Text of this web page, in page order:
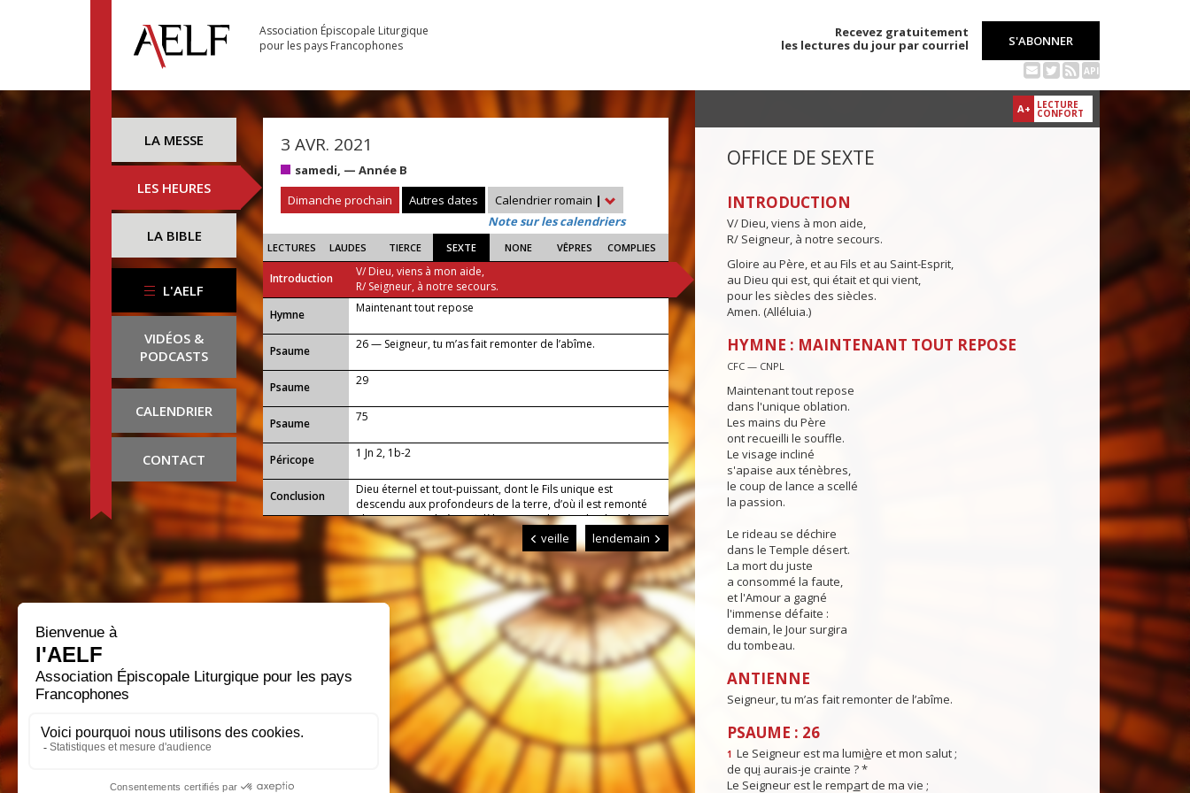
Association Épiscopale Liturgique
pour les pays Francophones
Recevez gratuitement
les lectures du jour par courriel
S'ABONNER
API
LA MESSE
LES HEURES
LA BIBLE
L'AELF
VIDÉOS &
PODCASTS
CALENDRIER
CONTACT
3 AVR. 2021
samedi, — Année B
Dimanche prochain
Autres dates Calendrier romain |
Note sur les calendriers
LECTURES LAUDES TIERCE SEXTE NONE VÊPRES COMPLIES
Introduction
V/ Dieu, viens à mon aide,
R/ Seigneur, à notre secours.
...
Hymne Maintenant tout repose
Psaume 26 — Seigneur, tu m’as fait remonter de l’abîme.
Psaume 29
Psaume 75
Péricope 1 Jn 2, 1b-2
Conclusion
Dieu éternel et tout-puissant, dont le Fils unique est
descendu aux profondeurs de la terre, d’où il est remonté
glorieux, accorde à tes fidèles, ensevelis avec lui dans le
baptême, d’accéder par sa Résurrection à la vie éternelle.
Lui qui règne.
veille lendemain
A+ LECTURE
CONFORT
OFFICE DE SEXTE
INTRODUCTION
V/ Dieu, viens à mon aide,
R/ Seigneur, à notre secours.
Gloire au Père, et au Fils et au Saint-Esprit,
au Dieu qui est, qui était et qui vient,
pour les siècles des siècles.
Amen. (Alléluia.)
HYMNE : MAINTENANT TOUT REPOSE
CFC — CNPL
Maintenant tout repose
dans l'unique oblation.
Les mains du Père
ont recueilli le souffle.
Le visage incliné
s'apaise aux ténèbres,
le coup de lance a scellé
la passion.
Le rideau se déchire
dans le Temple désert.
La mort du juste
a consommé la faute,
et l'Amour a gagné
l'immense défaite :
demain, le Jour surgira
du tombeau.
ANTIENNE
Seigneur, tu m’as fait remonter de l’abîme.
PSAUME : 26
1 Le Seigneur est ma lumière et mon salut ;
de qui aurais-je crainte ? *
Le Seigneur est le rempart de ma vie ;